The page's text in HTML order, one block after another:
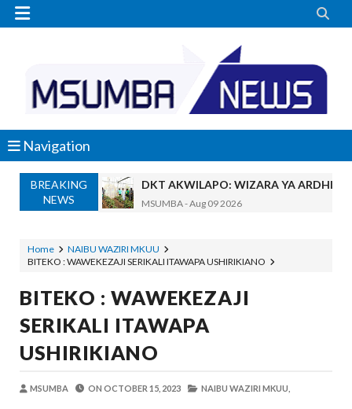
 
Navigation
BREAKING
NEWS
DKT AKWILAPO: WIZARA YA ARDHI
MSUMBA-Aug 09 2026
Maneno Yangu Yalidharauka Kila
Nilitaka Dhulumiwa Kiwanja Changu
Zawadi -Aug 09 2026
MSUMBA
Home
NAIBU WAZIRI MKUU
BITEKO : WAWEKEZAJI SERIKALI ITAWAPA USHIRIKIANO
BITEKO : WAWEKEZAJI
SERIKALI ITAWAPA
USHIRIKIANO
MSUMBA ON OCTOBER 15, 2023 NAIBU WAZIRI MKUU,